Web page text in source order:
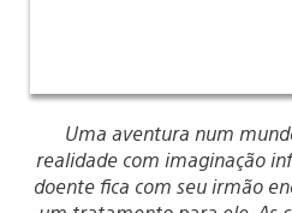
Uma aventura num
realidade com imaginação
doente fica com seu irmão